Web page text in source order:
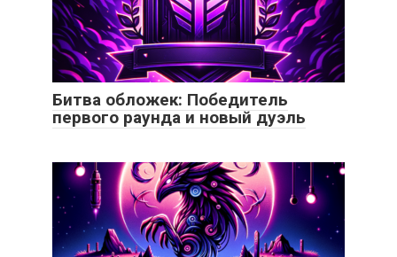
Битва обложек: Победитель
первого раунда и новый дуэль